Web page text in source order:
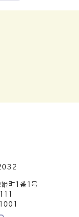
町1番1号